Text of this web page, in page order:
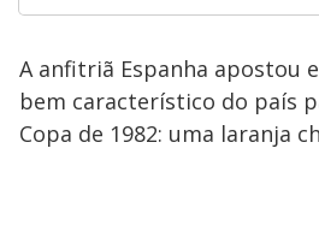
A anfitriã Espanha apostou
bem característico do país
Copa de 1982: uma laranja